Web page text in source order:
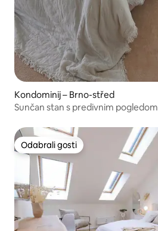
Kondominij – Brno-střed
Sunčan stan s predivnim pogledom
Odabrali gosti
Odabrali gosti